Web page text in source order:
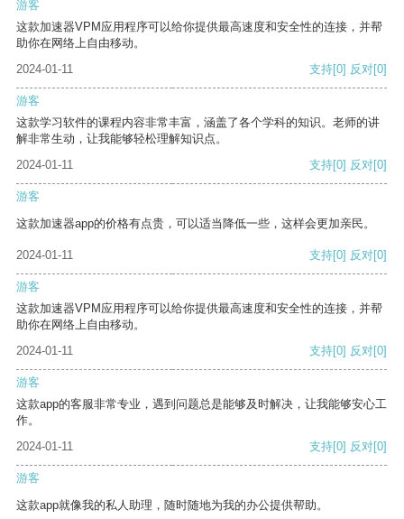
游客
这款加速器VPM应用程序可以给你提供最高速度和安全性的连接，并帮
助你在网络上自由移动。
2024-01-11
支持[0] 反对[0]
游客
这款学习软件的课程内容非常丰富，涵盖了各个学科的知识。老师的讲
解非常生动，让我能够轻松理解知识点。
2024-01-11
支持[0] 反对[0]
游客
这款加速器app的价格有点贵，可以适当降低一些，这样会更加亲民。
2024-01-11 支持[0] 反对[0]
游客
这款加速器VPM应用程序可以给你提供最高速度和安全性的连接，并帮
助你在网络上自由移动。
2024-01-11
支持[0] 反对[0]
游客
这款app的客服非常专业，遇到问题总是能够及时解决，让我能够安心工
作。
2024-01-11
支持[0] 反对[0]
游客
这款app就像我的私人助理，随时随地为我的办公提供帮助。